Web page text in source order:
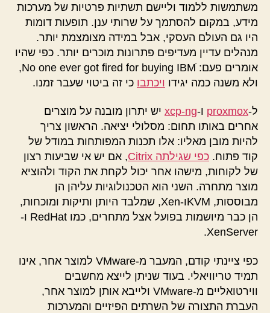
משתמשות ללמוד וליישם תשתיות פרטיות של מערכות
מידע, במקום להסתמך על שרותי ענן. תופעות דומות
היו גם העולם העסקי, אבל במידה מצומצמת יותר.
מנהלים עדיין מעדיפים פתרונות מוכרים יותר. כפי שהיו
אומרים פעם: No one ever got fired for buying IBM
,
ולא משנה כמה יגידו ויכתבו כי זה ביטוי שעבר זמנו.
ל-proxmox ו-xcp-ng יש יתרון מובנה על מוצרים
אחרים באותו תחום: מסלולי יציאה. הראשון צריך
להיות מובן מאליו: אלו תכנות המפותחות במודל של
קוד פתוח. כפי שגילתה Citrix
, אם יש אי שביעות רצון
של לקוחות, מישהו אחר יכול לקחת את הקוד ולהוציא
מוצר מתחרה. השני הוא הטכנולוגיות עליהן הן
מבוססות, KVMו-Xen, שמלבד היותן ותיקות ומוכחות,
הן כבר מיושמות בפועל אצל מתחרים, כמו RedHat ו-
XenServer.
כפי ציינתי קודם, המעבר מ-VMware למוצר אחר, אינו
תמיד טריוויאלי. בעוד שניתן לייצא מחשבים
ווירטואליים מ-VMware ולייבא אותן למוצר אחר,
העברת התצורה של השרתים הפיזיים והמערכות